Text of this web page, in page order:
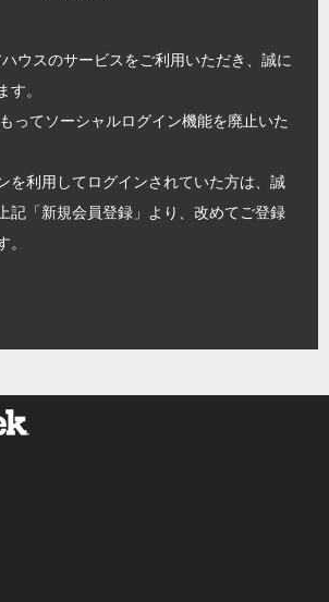
ウスのサービスをご利用いただき、誠に
。
ってソーシャルログイン機能を廃止いた
を利用してログインされていた方は、誠
記「新規会員登録」より、改めてご登録